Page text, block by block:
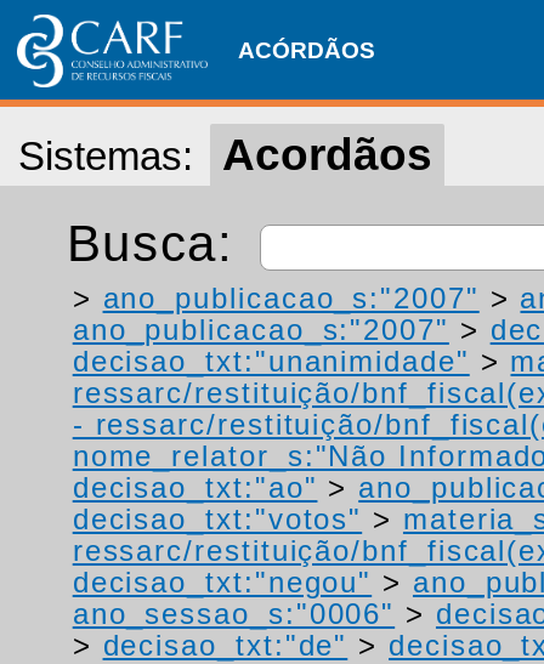
ACÓRDÃOS
Sistemas: Acordãos
Busca:
> ano_publicacao_s:"2007" >
ano_publicacao_s:"2007" >
decisao_txt:"unanimidade" >
ressarc/restituição/
- ressarc/restituição/
nome_relator_s:"Não
decisao_txt:"ao" >
decisao_txt:"votos" >
ressarc/restituição/
decisao_txt:"negou" >
ano_sessao_s:"0006" >
> decisao_txt:"de" >